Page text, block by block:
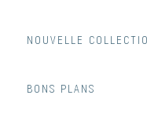
NOUVELLE
BONS PLANS